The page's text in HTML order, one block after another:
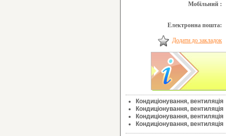
Мобільний :
Електронна пошта:
Додати до закладок
Кондиціонування, вентиляція
Кондиціонування, вентиляція
Кондиціонування, вентиляція
Кондиціонування, вентиляція